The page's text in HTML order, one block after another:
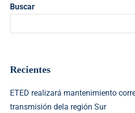
Buscar
Recientes
ETED realizará mantenimiento
transmisión dela región Sur